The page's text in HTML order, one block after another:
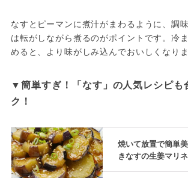
なすとピーマンに煮汁がまわるように、調
は転がしながら煮るのがポイントです。冷
めると、より味がしみ込んでおいしくなり
▼簡単すぎ！「なす」の人気レシピも
ク！
焼いて放置で簡単
きなすの生姜マリネ